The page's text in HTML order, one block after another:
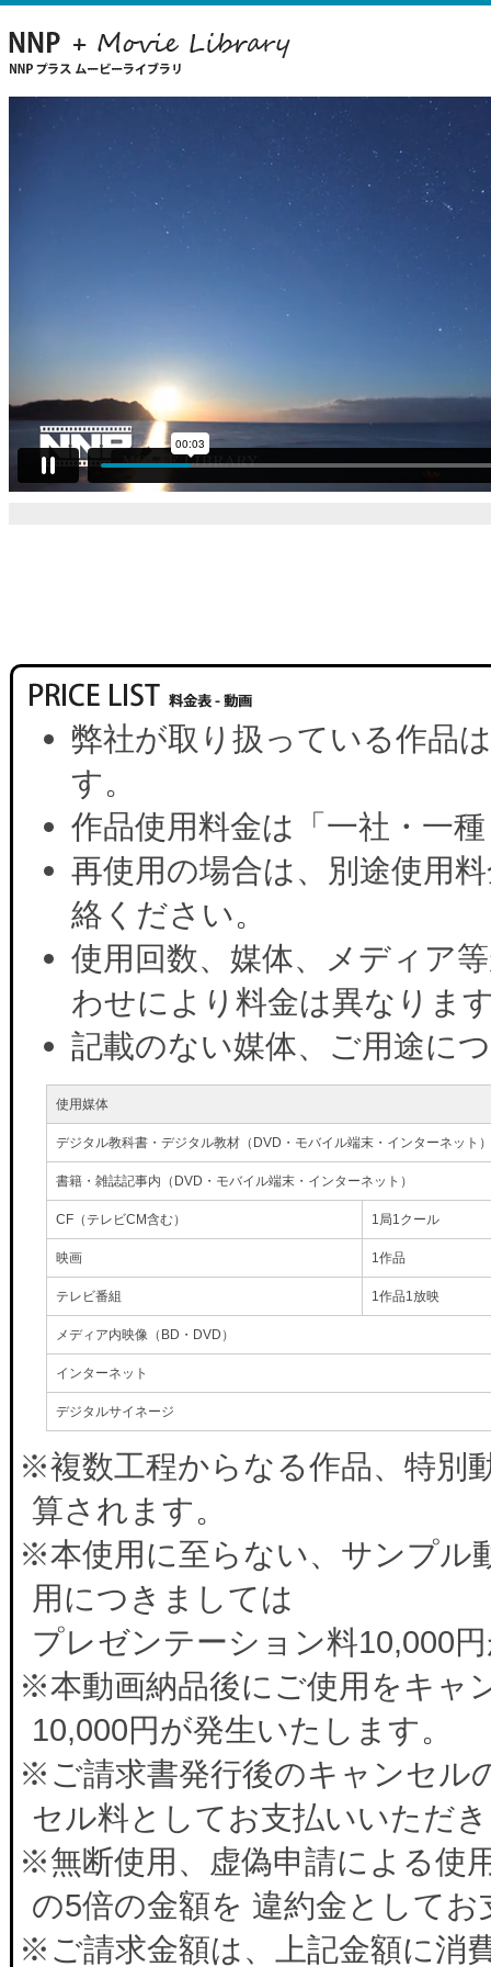
弊社が取り扱っている作品
す。
作品使用料金は「一社・一
再使用の場合は、別途使用
絡ください。
使用回数、媒体、メディア
わせにより料金は異なりま
記載のない媒体、ご用途に
使用媒体
デジタル教科書・デジタル教材（DVD・モバイル端末・インターネット）
書籍・雑誌記事内（DVD・モバイル端末・インターネット）
CF（テレビCM含む） 1局1クール
映画 1作品
テレビ番組 1作品1放映
メディア内映像（BD・DVD）
インターネット
デジタルサイネージ
※複数工程からなる作品、特別
算されます。
※本使用に至らない、サンプル
用につきましては
プレゼンテーション料10,000
※本動画納品後にご使用をキャ
10,000円が発生いたします。
※ご請求書発行後のキャンセル
セル料としてお支払いいただ
※無断使用、虚偽申請による使
の5倍の金額を 違約金として
※ご請求金額は、上記金額に消